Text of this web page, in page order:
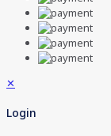
✕
Login